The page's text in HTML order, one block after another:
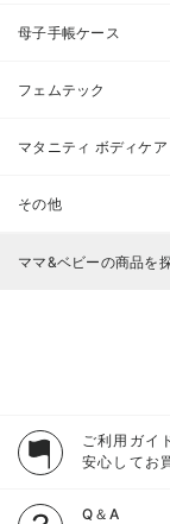
母子手帳ケース
フェムテック
マタニティ ボディケア
その他
ママ&ベビーの商品を
ご利用ガイ
安心してお
Q＆A